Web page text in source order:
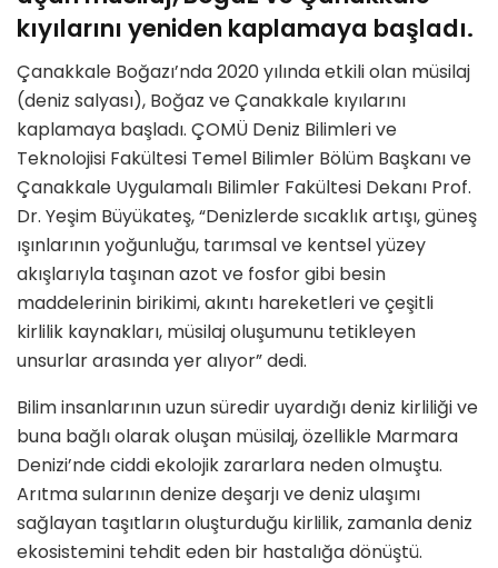
kıyılarını yeniden kaplamaya başladı.
Çanakkale Boğazı’nda 2020 yılında etkili olan müsilaj
(deniz salyası), Boğaz ve Çanakkale kıyılarını
kaplamaya başladı. ÇOMÜ Deniz Bilimleri ve
Teknolojisi Fakültesi Temel Bilimler Bölüm Başkanı ve
Çanakkale Uygulamalı Bilimler Fakültesi Dekanı Prof.
Dr. Yeşim Büyükateş, “Denizlerde sıcaklık artışı, güneş
ışınlarının yoğunluğu, tarımsal ve kentsel yüzey
akışlarıyla taşınan azot ve fosfor gibi besin
maddelerinin birikimi, akıntı hareketleri ve çeşitli
kirlilik kaynakları, müsilaj oluşumunu tetikleyen
unsurlar arasında yer alıyor” dedi.
Bilim insanlarının uzun süredir uyardığı deniz kirliliği ve
buna bağlı olarak oluşan müsilaj, özellikle Marmara
Denizi’nde ciddi ekolojik zararlara neden olmuştu.
Arıtma sularının denize deşarjı ve deniz ulaşımı
sağlayan taşıtların oluşturduğu kirlilik, zamanla deniz
ekosistemini tehdit eden bir hastalığa dönüştü.